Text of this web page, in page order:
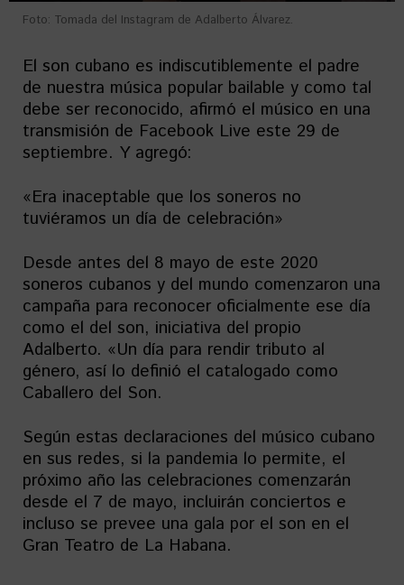
Foto: Tomada del Instagram de Adalberto Álvarez.
El son cubano es indiscutiblemente el padre
de nuestra música popular bailable y como tal
debe ser reconocido, afirmó el músico en una
transmisión de Facebook Live este 29 de
septiembre. Y agregó:
«Era inaceptable que los soneros no
tuviéramos un día de celebración»
Desde antes del 8 mayo de este 2020
soneros cubanos y del mundo comenzaron una
campaña para reconocer oficialmente ese día
como el del son, iniciativa del propio
Adalberto. «Un día para rendir tributo al
género, así lo definió el catalogado como
Caballero del Son.
Según estas declaraciones del músico cubano
en sus redes, si la pandemia lo permite, el
próximo año las celebraciones comenzarán
desde el 7 de mayo, incluirán conciertos e
incluso se prevee una gala por el son en el
Gran Teatro de La Habana.